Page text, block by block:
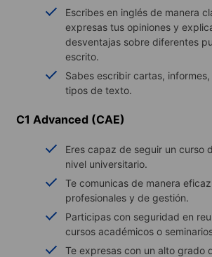
Escribes en inglés de manera
expresas tus opiniones y
desventajas sobre diferentes
escrito.
Sabes escribir cartas,
tipos de texto.
C1 Advanced (CAE)
Eres capaz de seguir un curso
nivel universitario.
Te comunicas de manera
profesionales y de gestión.
Participas con seguridad en
cursos académicos o
Te expresas con un alto grado